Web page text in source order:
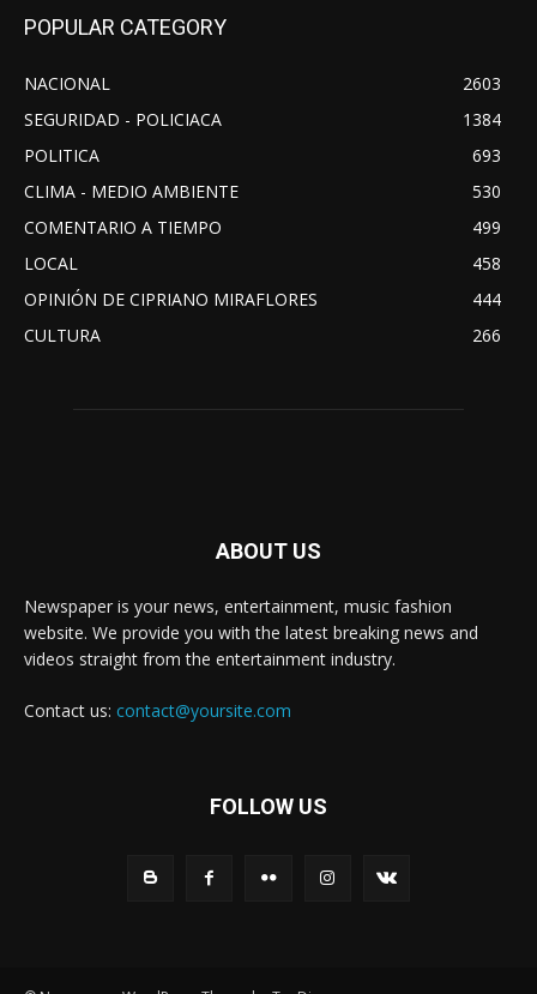
POPULAR CATEGORY
NACIONAL
2603
SEGURIDAD - POLICIACA
1384
POLITICA
693
CLIMA - MEDIO AMBIENTE
530
COMENTARIO A TIEMPO
499
LOCAL
458
OPINIÓN DE CIPRIANO MIRAFLORES
444
CULTURA
266
ABOUT US
Newspaper is your news, entertainment, music fashion
website. We provide you with the latest breaking news and
videos straight from the entertainment industry.
Contact us: contact@yoursite.com
FOLLOW US